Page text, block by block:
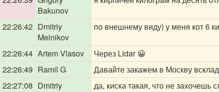
Bakunov
22:26:42 Dmitriy
Melnikov
по внешнему виду) у меня кот 6
22:26:44 Artem Vlasov
Через Lidar 😀
22:26:49 Ramil G
Давайте закажем в Москву
22:27:08 Dmitriy
да, киска такая, что не захочешь